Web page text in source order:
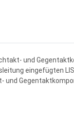
und
eingefügten